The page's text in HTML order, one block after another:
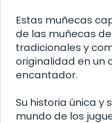
Estas muñecas
de las muñecas
tradicionales y
originalidad en un
encantador.
Su historia única y
mundo de los